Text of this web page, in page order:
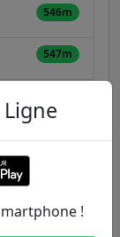
546m
547m
!